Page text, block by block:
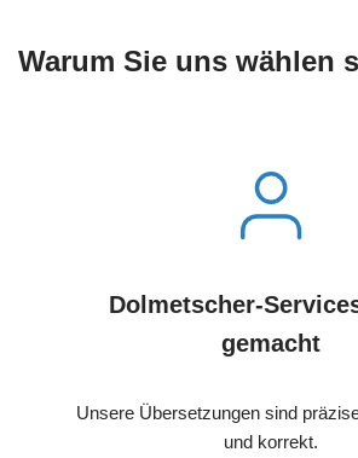
Warum Sie uns wählen
Dolmetscher-
gemacht
Unsere Übersetzungen sind
und korrekt.